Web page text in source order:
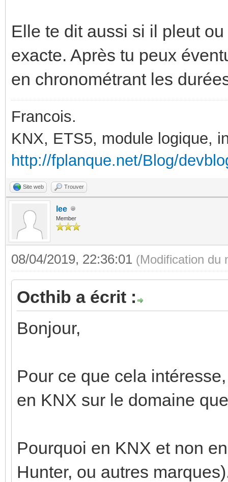
Elle te dit aussi si il pleut
exacte. Après tu peux
en chronométrant les
Francois.
KNX, ETS5, module logique,
http://fplanque.net/Blog/
Site web Trouver
lee
Member
08/04/2019, 22:36:01 (Modification du
Octhib a écrit :
Bonjour,
Pour ce que cela
en KNX sur le domaine
Pourquoi en KNX et non
Hunter, ou autres